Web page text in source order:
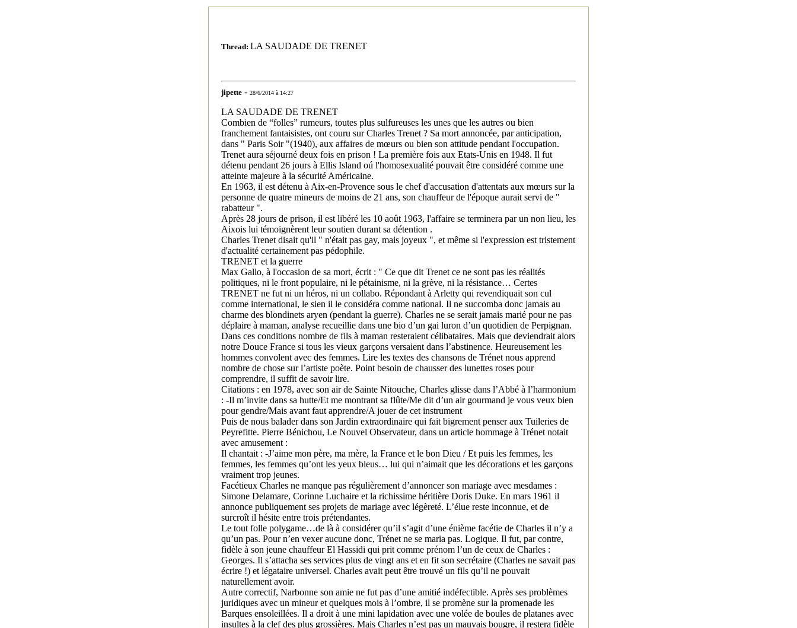
Thread: LA SAUDADE DE TRENET
jipette - 28/6/2014 à 14:27
LA SAUDADE DE TRENET
Combien de “folles” rumeurs, toutes plus sulfureuses les unes que les autres ou bien
franchement fantaisistes, ont couru sur Charles Trenet ? Sa mort annoncée, par anticipation,
dans " Paris Soir "(1940), aux affaires de mœurs ou bien son attitude pendant l'occupation.
Trenet aura séjourné deux fois en prison ! La première fois aux Etats-Unis en 1948. Il fut
détenu pendant 26 jours à Ellis Island oú l'homosexualité pouvait être considéré comme une
atteinte majeure à la sécurité Américaine.
En 1963, il est détenu à Aix-en-Provence sous le chef d'accusation d'attentats aux mœurs sur la
personne de quatre mineurs de moins de 21 ans, son chauffeur de l'époque aurait servi de "
rabatteur ".
Après 28 jours de prison, il est libéré les 10 août 1963, l'affaire se terminera par un non lieu, les
Aixois lui témoignèrent leur soutien durant sa détention .
Charles Trenet disait qu'il " n'était pas gay, mais joyeux ", et même si l'expression est tristement
d'actualité certainement pas pédophile.
TRENET et la guerre
Max Gallo, à l'occasion de sa mort, écrit : " Ce que dit Trenet ce ne sont pas les réalités
politiques, ni le front populaire, ni le pétainisme, ni la grève, ni la résistance… Certes
TRENET ne fut ni un héros, ni un collabo. Répondant à Arletty qui revendiquait son cul
comme international, le sien il le considéra comme national. Il ne succomba donc jamais au
charme des blondinets aryen (pendant la guerre). Charles ne se serait jamais marié pour ne pas
déplaire à maman, analyse recueillie dans une bio d’un gai luron d’un quotidien de Perpignan.
Dans ces conditions nombre de fils à maman resteraient célibataires. Mais que deviendrait alors
notre Douce France si tous les vieux garçons versaient dans l’abstinence. Heureusement les
hommes convolent avec des femmes. Lire les textes des chansons de Trénet nous apprend
nombre de chose sur l’artiste poète. Point besoin de chausser des lunettes roses pour
comprendre, il suffit de savoir lire.
Citations : en 1978, avec son air de Sainte Nitouche, Charles glisse dans l’Abbé à l’harmonium
: -Il m’invite dans sa hutte/Et me montrant sa flûte/Me dit d’un air gourmand je vous veux bien
pour gendre/Mais avant faut apprendre/A jouer de cet instrument
Puis de nous balader dans son Jardin extraordinaire qui fait bigrement penser aux Tuileries de
Peyrefitte. Pierre Bénichou, Le Nouvel Observateur, dans un article hommage à Trénet notait
avec amusement :
Il chantait : -J’aime mon père, ma mère, la France et le bon Dieu / Et puis les femmes, les
femmes, les femmes qu’ont les yeux bleus… lui qui n’aimait que les décorations et les garçons
vraiment trop jeunes.
Facétieux Charles ne manque pas régulièrement d’annoncer son mariage avec mesdames :
Simone Delamare, Corinne Luchaire et la richissime héritière Doris Duke. En mars 1961 il
annonce publiquement ses projets de mariage avec légèreté. L’élue reste inconnue, et de
surcroît il hésite entre trois prétendantes.
Le tout folle polygame…de là à considérer qu’il s’agit d’une énième facétie de Charles il n’y a
qu’un pas. Pour n’en vexer aucune donc, Trénet ne se maria pas. Logique. Il fut, par contre,
fidèle à son jeune chauffeur El Hassidi qui prit comme prénom l’un de ceux de Charles :
Georges. Il s’attacha ses services plus de vingt ans et en fit son secrétaire (Charles ne savait pas
écrire !) et légataire universel. Charles avait peut être trouvé un fils qu’il ne pouvait
naturellement avoir.
Autre correctif, Narbonne son amie ne fut pas d’une amitié indéfectible. Après ses problèmes
juridiques avec un mineur et quelques mois à l’ombre, il se promène sur la promenade les
Barques ensoleillées. Il a droit à une mini lapidation avec une volée de boules de platanes avec
insultes à la clef des plus grossières. Mais Charles n’est pas un mauvais bougre, il restera fidèle